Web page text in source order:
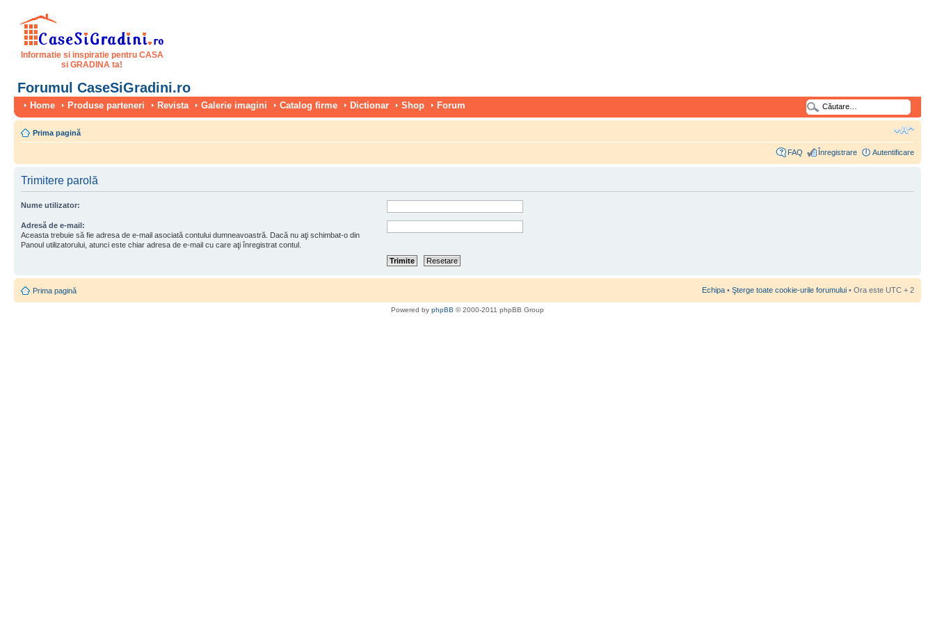
Informatie si inspiratie pentru CASA
si GRADINA ta!
Forumul CaseSiGradini.ro
Home Produse parteneri Revista Galerie imagini Catalog firme Dictionar Shop Forum
Prima pagină
FAQ Înregistrare Autentificare
Trimitere parolă
Nume utilizator:
Adresă de e-mail:
Aceasta trebuie să fie adresa de e-mail asociată contului dumneavoastră. Dacă nu aţi schimbat-o din
Panoul utilizatorului, atunci este chiar adresa de e-mail cu care aţi înregistrat contul.
Prima pagină Echipa • Şterge toate cookie-urile forumului • Ora este UTC + 2
Powered by phpBB © 2000-2011 phpBB Group